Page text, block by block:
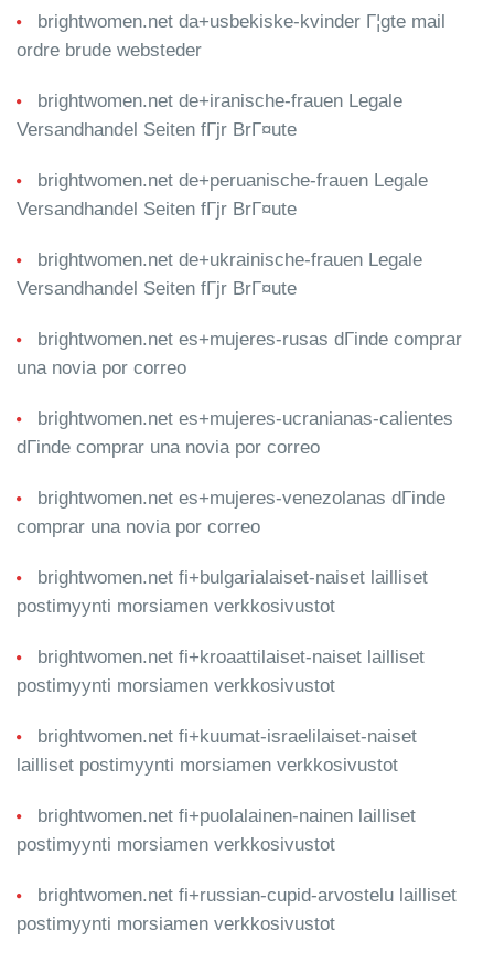
brightwomen.net da+usbekiske-kvinder Г¦gte mail
ordre brude websteder
brightwomen.net de+iranische-frauen Legale
Versandhandel Seiten fГјr BrГ¤ute
brightwomen.net de+peruanische-frauen Legale
Versandhandel Seiten fГјr BrГ¤ute
brightwomen.net de+ukrainische-frauen Legale
Versandhandel Seiten fГјr BrГ¤ute
brightwomen.net es+mujeres-rusas dГіnde comprar
una novia por correo
brightwomen.net es+mujeres-ucranianas-calientes
dГіnde comprar una novia por correo
brightwomen.net es+mujeres-venezolanas dГіnde
comprar una novia por correo
brightwomen.net fi+bulgarialaiset-naiset lailliset
postimyynti morsiamen verkkosivustot
brightwomen.net fi+kroaattilaiset-naiset lailliset
postimyynti morsiamen verkkosivustot
brightwomen.net fi+kuumat-israelilaiset-naiset
lailliset postimyynti morsiamen verkkosivustot
brightwomen.net fi+puolalainen-nainen lailliset
postimyynti morsiamen verkkosivustot
brightwomen.net fi+russian-cupid-arvostelu lailliset
postimyynti morsiamen verkkosivustot